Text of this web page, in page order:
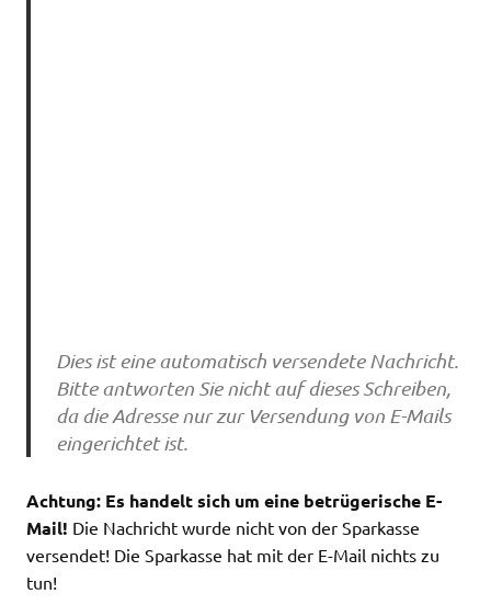
Dies ist eine automatisch versendete Nachricht.
Bitte antworten Sie nicht auf dieses Schreiben,
da die Adresse nur zur Versendung von E-Mails
eingerichtet ist.
Achtung: Es handelt sich um eine betrügerische E-
Mail! Die Nachricht wurde nicht von der Sparkasse
versendet! Die Sparkasse hat mit der E-Mail nichts zu
tun!